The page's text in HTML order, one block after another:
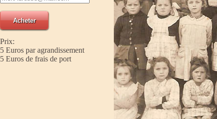
Prix:
5 Euros par agrandissement
5 Euros de frais de port